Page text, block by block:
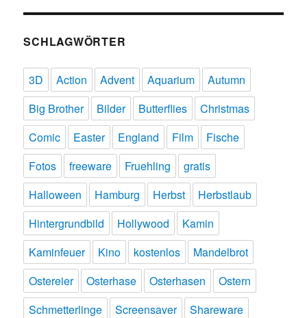
SCHLAGWÖRTER
3D Action Advent Aquarium
Autumn
Big Brother
Bilder Butterflies
Christmas
Comic
Easter England Film
Fische
Fotos
freeware Fruehling
gratis
Halloween
Hamburg Herbst
Herbstlaub
Hintergrundbild
Hollywood
Kamin
Kaminfeuer
Kino kostenlos
Mandelbrot
Ostereier
Osterhase Osterhasen
Ostern
Schmetterlinge
Screensaver
Shareware